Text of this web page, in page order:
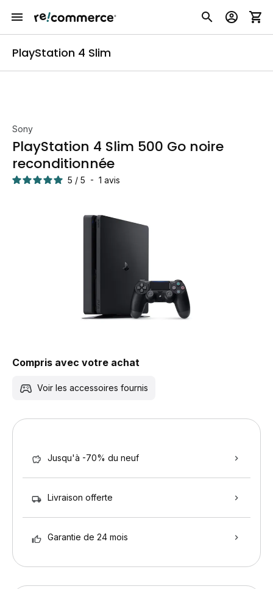
PlayStation 4 Slim
Sony
PlayStation 4 Slim 500 Go noire
reconditionnée
5 / 5 - 1 avis
Compris avec votre achat
Voir les accessoires fournis
Jusqu'à -70% du neuf
Livraison offerte
Garantie de 24 mois